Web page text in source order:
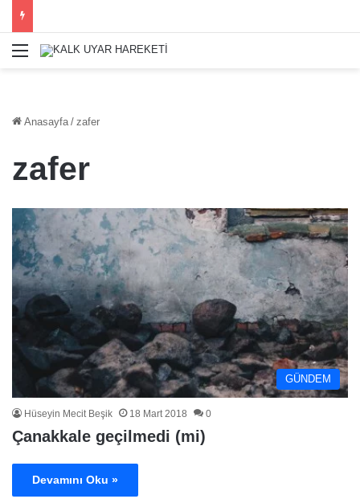
Menü
Anasayfa / zafer
zafer
GÜNDEM
Hüseyin Mecit Beşik 18 Mart 2018 0
Çanakkale geçilmedi (mi)
Devamını Oku »